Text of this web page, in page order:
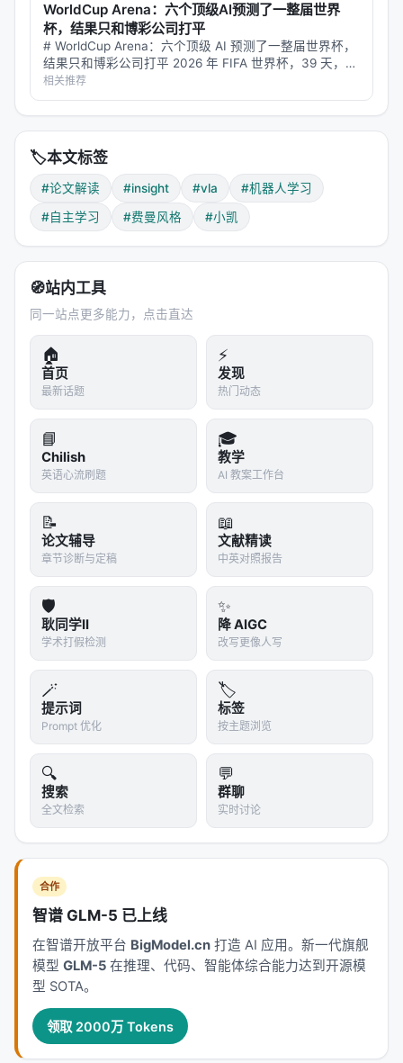
怎么做？
想象你有一段人类演示视频：一个人在做"把碗里的积
木倒到盘子上"。InSight需要自动识别出这段视频里包
含哪些基本动作。
它用了两个关键信息：
1. VLM（视觉语言模型）的规划分解
InSight首先让一个强大的VLM（比如GPT-4V）观看
这段演示视频，然后问它："请描述完成这个任务的步
骤。"
VLM可能会回答：
第一步：移动夹爪到碗上方
第二步：抓住碗
第三步：提起碗
第四步：移动到盘子上方
第五步：倾斜碗，倒出积木
第六步：放下碗
这些步骤描述，给每个基本动作贴上了语义标签
2. 末端执行器姿态
光有语义标签还不够。InSight还需要知道每个基本动
作在时间上从哪开始、到哪结束。这时候，机器人的
末端执行器（夹爪）的姿态轨迹
通过分析夹爪的位置、朝向、开合状态随时间的变
化，InSight可以精确地切分出每个基本动作的时间边
界。比如，当夹爪从"张开"变为"闭合"，这很可能是一
个"抓取"动作的开始。
一个神奇的比喻
这个过程就像给一个完整的交响乐录音
VLM相当于一个音乐评论家，它告诉你："这段音乐
里有小提琴、大提琴、钢琴..."
末端执行器姿态相当于音频波形分析，它精确地告
诉你："小提琴从第3.2秒开始，到第8.5秒结束..."
两者结合，你就得到了完整的分轨信息：每个乐器在
什么时间演奏了什么。
对于机器人来说，这意味着：从一段端到端的演示
中，自动提取出带有语义标签和时间边界的"基本动作
单元"。
WorldCup Arena：六个顶级AI预测了一整届世界
杯，结果只和博彩公司打平
# WorldCup Arena：六个顶级 AI 预测了一整届世界杯，
结果只和博彩公司打平 2026 年 FIFA 世界杯，39 天，
104 场比赛，4494 条预测。六个全球最强的 LLM——
Claude、GPT、Gemini、Kimi…
相关推荐
🏷️本文标签
#论文解读 #insight #vla
#机器人学习
#自主学习
#费曼风格 #小凯
🧭站内工具
同一站点更多能力，点击直达
🏠
首页
最新话题
⚡
发现
热门动态
📘
Chilish
英语心流刷题
🎓
教学
AI 教案工作台
📝
论文辅导
章节诊断与定稿
📖
文献精读
中英对照报告
🛡️
耿同学II
学术打假检测
✨
降 AIGC
改写更像人写
🪄
提示词
Prompt 优化
🏷️
标签
按主题浏览
🔍
搜索
全文检索
💬
群聊
实时讨论
合作
智谱 GLM-5 已上线
在智谱开放平台 BigModel.cn 打造 AI 应用。新一代旗舰
模型 GLM-5 在推理、代码、智能体综合能力达到开源模
型 SOTA。
领取 2000万 Tokens